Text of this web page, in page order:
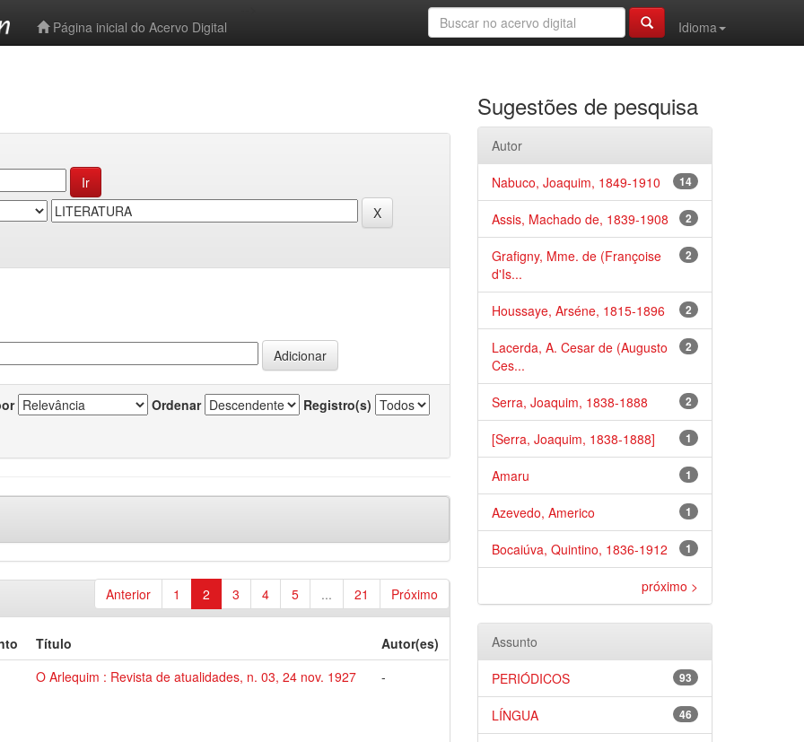
Página inicial do Acervo Digital
Idioma
Ordenar Registro(s)
Anterior 1 2 3 4 5 ... 21 Próximo
Título
Autor(es)
O Arlequim : Revista de atualidades, n. 03, 24 nov. 1927
-
Sugestões de pesquisa
Autor
14
Nabuco, Joaquim, 1849-1910
2
Assis, Machado de, 1839-1908
2
Grafigny, Mme. de (Françoise
d'Is...
2
Houssaye, Arséne, 1815-1896
2
Lacerda, A. Cesar de (Augusto
Ces...
2
Serra, Joaquim, 1838-1888
1
[Serra, Joaquim, 1838-1888]
1
Amaru
1
Azevedo, Americo
1
Bocaiúva, Quintino, 1836-1912
próximo >
Assunto
93
PERIÓDICOS
46
LÍNGUA